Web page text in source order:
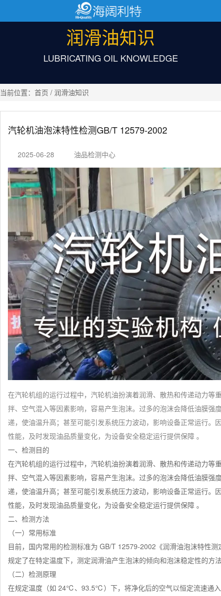
润滑油知识
LUBRICATING OIL KNOWLEDGE
当前位置： 首页 / 润滑油知识
汽轮机油泡沫特性检测GB/T 12579-2002
2025-06-28 油品检测中心
在汽轮机组的运行过程中，汽轮机油扮演着润滑、散热和传递动力等
拌、空气混入等因素影响，容易产生泡沫。过多的泡沫会降低油膜强
递，使油温升高；甚至可能引发系统压力波动，影响设备正常运行。
性能，及时发现油品质量变化，为设备安全稳定运行提供保障 。
一、检测目的
在汽轮机组的运行过程中，汽轮机油扮演着润滑、散热和传递动力等
拌、空气混入等因素影响，容易产生泡沫。过多的泡沫会降低油膜强
递，使油温升高；甚至可能引发系统压力波动，影响设备正常运行。
性能，及时发现油品质量变化，为设备安全稳定运行提供保障 。
二、检测方法
（一）常用标准
目前，国内常用的检测标准为 GB/T 12579-2002《润滑油泡沫特性
规定了在特定温度下，测定润滑油产生泡沫的倾向和泡沫稳定性的方
（二）检测原理
在规定温度（如 24℃、93.5℃）下，将净化后的空气以恒定流速通